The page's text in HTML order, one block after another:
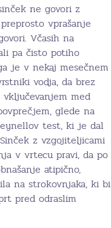
ne govori z
vprašanje
Včasih na
pa čisto potiho
je v nekaj mesečnem
vodja, da brez
med
glede na
test, ki je dal
z vzgojiteljicami
v vrtecu pravi, da po
atipično,
na strokovnjaka, ki bi
pred odraslim